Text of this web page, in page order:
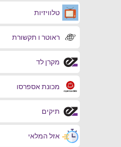
טלוויזיות
ראוטר ו תקשורת
מקרן לד
מכונת אספרסו
תיקים
אזל המלאי